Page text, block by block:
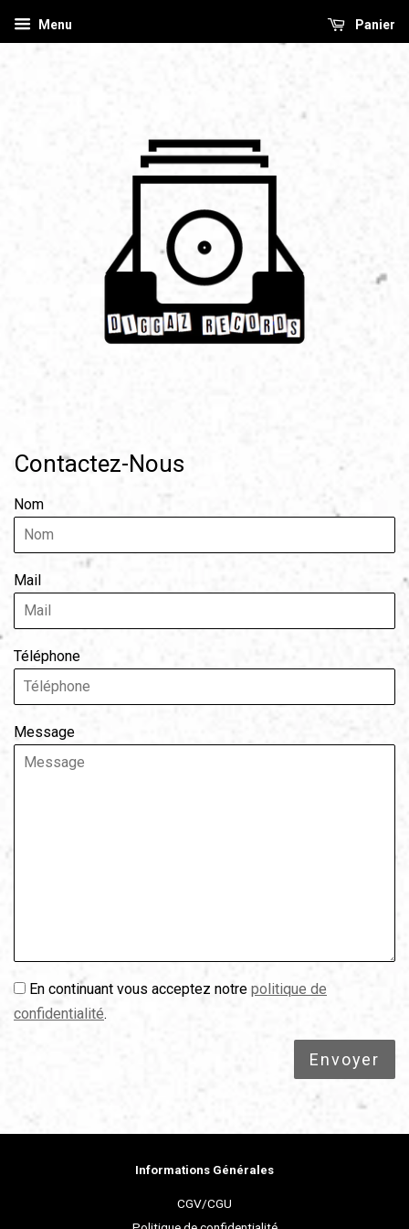
Menu Panier
Contactez-Nous
Nom
Mail
Téléphone
Message
En continuant vous acceptez notre politique de
confidentialité.
Informations Générales
CGV/CGU